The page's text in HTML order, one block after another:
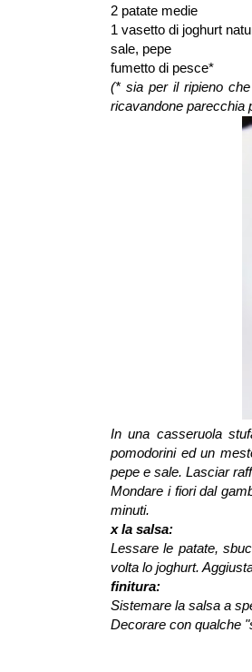
2 patate medie
1 vasetto di joghurt
sale, pepe
fumetto di pesce*
(* sia per il ripieno
ricavandone parecchia
In una casseruola
pomodorini ed un
pepe e sale. Lasciar
Mondare i fiori dal
minuti.
x la salsa:
Lessare le patate,
volta lo joghurt.
finitura:
Sistemare la salsa a
Decorare con qualche